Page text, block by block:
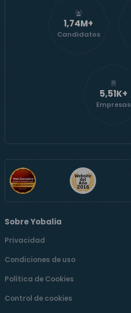
1,74M+
Candidatos
5,52K+
Empresas
Sobre Yobalia
Privacidad
Condiciones de uso
Política de Cookies
Control de cookies